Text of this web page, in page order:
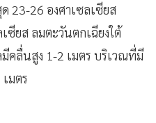
23-26 องศาเซลเซียส
ยส ลมตะวันตกเฉียงใต้
คลื่นสูง 1-2 เมตร บริเวณที่มี
มตร